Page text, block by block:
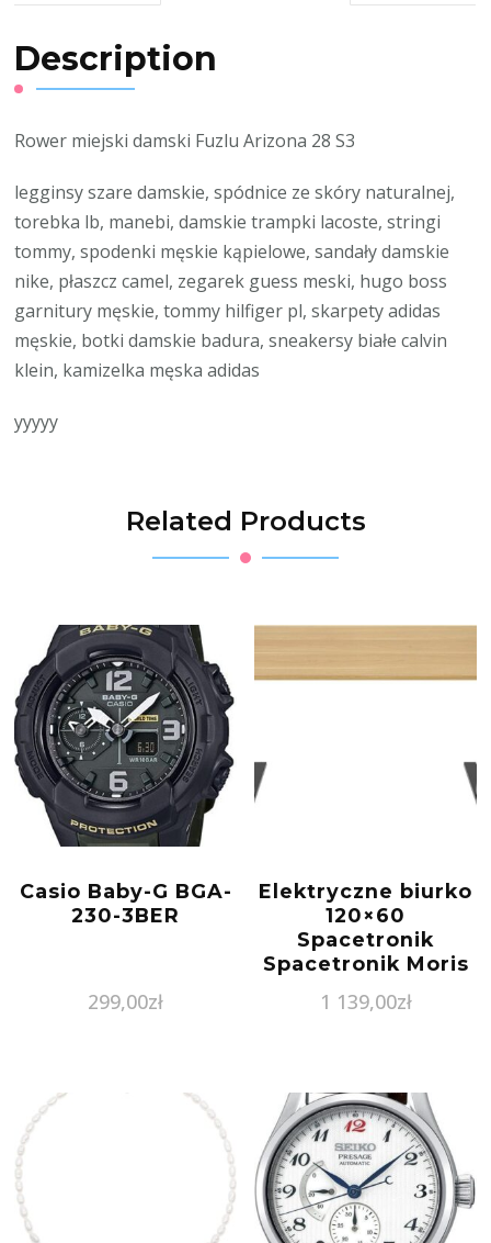
Description
Rower miejski damski Fuzlu Arizona 28 S3
legginsy szare damskie, spódnice ze skóry naturalnej,
torebka lb, manebi, damskie trampki lacoste, stringi
tommy, spodenki męskie kąpielowe, sandały damskie
nike, płaszcz camel, zegarek guess meski, hugo boss
garnitury męskie, tommy hilfiger pl, skarpety adidas
męskie, botki damskie badura, sneakersy białe calvin
klein, kamizelka męska adidas
yyyyy
Related Products
Casio Baby-G BGA-
230-3BER
299,00zł
Elektryczne biurko
120×60
Spacetronik
Spacetronik Moris
kabli (SPE-O124BO)
1 139,00zł